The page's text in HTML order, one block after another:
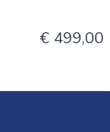
€ 499,00